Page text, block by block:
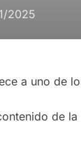
2025
a uno de
de